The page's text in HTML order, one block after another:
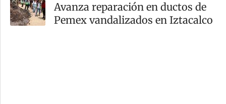
Avanza reparación en ductos de
Pemex vandalizados en Iztacalco